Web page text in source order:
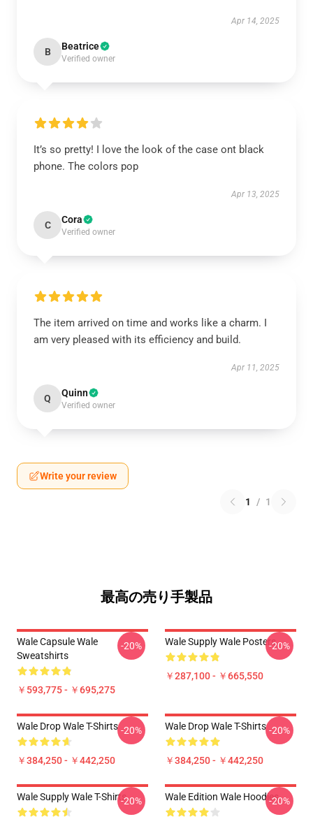
Apr 14, 2025
B Beatrice
Verified owner
It’s so pretty! I love the look of the case ont black
phone. The colors pop
Apr 13, 2025
C Cora
Verified owner
The item arrived on time and works like a charm. I
am very pleased with its efficiency and build.
Apr 11, 2025
Q Quinn
Verified owner
Write your review
1 / 1
最高の売り手製品
Wale Capsule Wale
Sweatshirts
￥593,775 - ￥695,275
-20% Wale Supply Wale Posters
￥287,100 - ￥665,550
-20%
Wale Drop Wale T-Shirts
￥384,250 - ￥442,250
-20% Wale Drop Wale T-Shirts
￥384,250 - ￥442,250
-20%
Wale Supply Wale T-Shirts-20% Wale Edition Wale Hoodies-20%